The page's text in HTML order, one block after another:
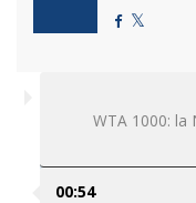
WTA 1000: la
00:54